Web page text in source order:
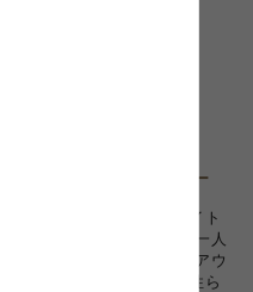
気のホワイトカラー
るい清潔感のあるホワイト
れるフレンチスタイルを一人
りの小物を可愛く レイアウ
ついてしまいそう。女性ら